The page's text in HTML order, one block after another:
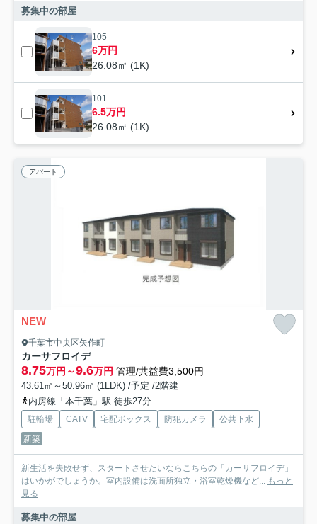
募集中の部屋
105
6万円
26.08㎡ (1K)
101
6.5万円
26.08㎡ (1K)
アパート
NEW
千葉市中央区矢作町
カーサフロイデ
8.75万円～9.6万円 管理/共益費3,500円
43.61㎡～50.96㎡ (1LDK) /予定 /2階建
内房線「本千葉」駅 徒歩27分
駐輪場 CATV 宅配ボックス 防犯カメラ
公共下水
新築
新生活を失敗せず、スタートさせたいならこちらの「カーサフロイデ」
はいかがでしょうか。室内設備は洗面所独立・浴室乾燥機など... もっと
見る
募集中の部屋